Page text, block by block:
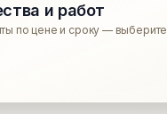
и работ
по цене и сроку — выберите